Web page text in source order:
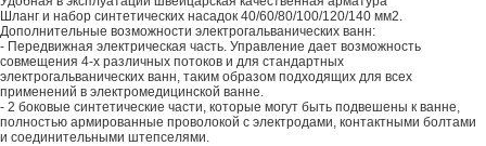
Шланг и набор синтетических насадок 40/60/80/100/120/140 мм2.
Дополнительные возможности электрогальванических ванн:
- Передвижная электрическая часть. Управление дает возможность
совмещения 4-х различных потоков и для стандартных
электрогальванических ванн, таким образом подходящих для всех
применений в электромедицинской ванне.
- 2 боковые синтетические части, которые могут быть подвешены к ванне,
полностью армированные проволокой с электродами, контактными болтами
и соединительными штепселями.